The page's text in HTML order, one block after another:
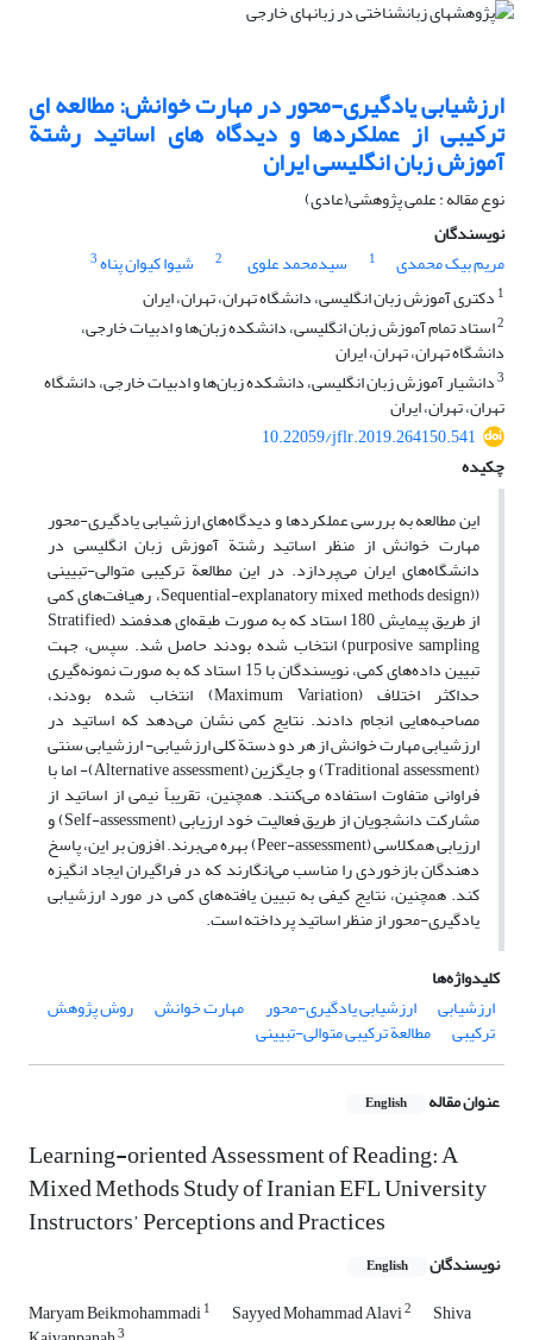
ارزشیابی یادگیری-محور در مهارت خوانش: مطالعه ای
ترکیبی از عملکردها و دیدگاه های اساتید رشتة
آموزش زبان انگلیسی ایران
نوع مقاله : علمی پژوهشی(عادی)
نویسندگان
مریم بیک محمدی
1 سیدمحمد علوی 2 شیوا کیوان پناه3
1 دکتری آموزش زبان انگلیسی، دانشگاه تهران، تهران، ایران
2استاد تمام آموزش زبان انگلیسی، دانشکده زبان‌ها و ادبیات خارجی،
دانشگاه تهران، تهران، ایران
3دانشیار آموزش زبان انگلیسی، دانشکده زبان‌ها و ادبیات خارجی، دانشگاه
تهران، تهران، ایران
10.22059/jflr.2019.264150.541
چکیده
این مطالعه به بررسی عملکردها و دیدگاه‌های ارزشیابی یادگیری-محور
مهارت خوانش از منظر اساتید رشتة آموزش زبان انگلیسی در
دانشگاه‌های ایران می‌پردازد. در این مطالعة ترکیبی متوالی-تبیینی
((Sequential-explanatory mixed methods design، رهیافت‌های کمی
از طریق پیمایش 180 استاد که به صورت طبقه‌ای هدفمند (Stratified
purposive sampling) انتخاب شده بودند حاصل شد. سپس، جهت
تبیین داده‌های کمی، نویسندگان با 15 استاد که به صورت نمونه‌گیری
حداکثر اختلاف (Maximum Variation) انتخاب شده بودند،
مصاحبه‌هایی انجام دادند. نتایج کمی نشان می‌دهد که اساتید در
ارزشیابی مهارت خوانش از هر دو دستة کلی ارزشیابی- ارزشیابی سنتی
(Traditional assessment) و جایگزین (Alternative assessment)- اما با
فراوانی متفاوت استفاده می‌کنند. همچنین، تقریباً نیمی از اساتید از
مشارکت دانشجویان از طریق فعالیت خود ارزیابی (Self-assessment) و
ارزیابی همکلاسی (Peer-assessment) بهره می‌برند. افزون بر این، پاسخ
دهندگان بازخوردی را مناسب می‌انگارند که در فراگیران ایجاد انگیزه
کند. همچنین، نتایج کیفی به تبیین یافته‌های کمی در مورد ارزشیابی
یادگیری-محور از منظر اساتید پرداخته است.
کلیدواژه‌ها
ارزشیابی
ارزشیابی یادگیری-محور مهارت خوانش روش پژوهش
ترکیبی مطالعة ترکیبی متوالی-تبیینی
عنوان مقاله English
Learning-oriented Assessment of Reading: A
Mixed Methods Study of Iranian EFL University
Instructors’ Perceptions and Practices
نویسندگان English
Maryam Beikmohammadi1 Sayyed Mohammad Alavi2 Shiva
3